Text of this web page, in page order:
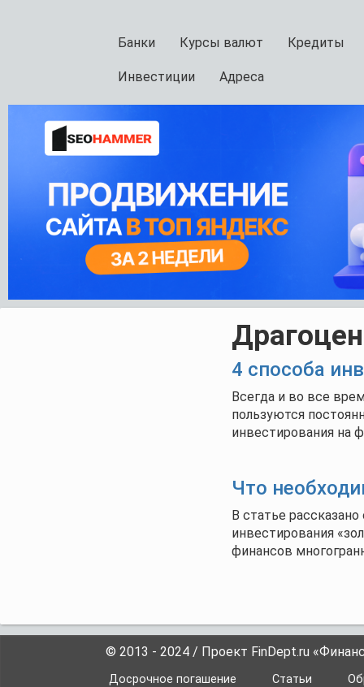
Банки Курсы валют Кредиты
Инвестиции Адреса
4 способа
Всегда и во все
пользуются
инвестирования на
Что
В статье
инвестирования
финансов
© 2013 - 2024 / Проект FinDept.ru
Досрочное погашение Статьи